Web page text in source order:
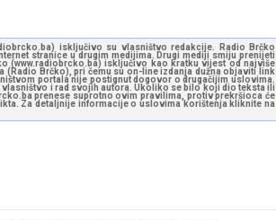
isključivo su vlasništvo redakcije. Radio Brčko
stranice u drugim medijima. Drugi mediji smiju prenijeti
(www.radiobrcko.ba) isključivo kao kratku vijest od najviše
Brčko), pri čemu su on-line izdanja dužna objaviti link
portala nije postignut dogovor o drugačijim uslovima.
i rad svojih autora. Ukoliko se bilo koji dio teksta ili
prenese suprotno ovim pravilima, protiv prekršioca će
Za detaljnije informacije o uslovima korištenja kliknite na